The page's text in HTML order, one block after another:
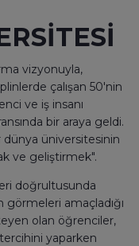
vizyonuyla,
çalışan 50'nin
ve iş insanı
bir araya geldi.
dünya üniversitesinin
ve geliştirmek".
doğrultusunda
görmeleri amaçladığı
olan öğrenciler,
yaparken